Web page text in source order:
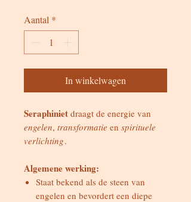
Aantal *
In winkelwagen
Seraphiniet draagt de energie van
engelen, transformatie en spirituele
verlichting.
Algemene werking:
Staat bekend als de steen van
engelen en bevordert een diepe